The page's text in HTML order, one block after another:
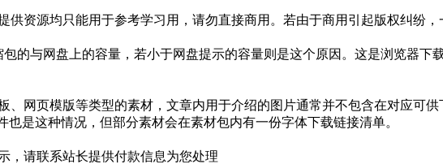
资源均只能用于参考学习用，请勿直接商用。若由于商用引起版权纠纷
的与网盘上的容量，若小于网盘提示的容量则是这个原因。这是浏览器下
、网页模版等类型的素材，文章内用于介绍的图片通常并不包含在对应可
是这种情况，但部分素材会在素材包内有一份字体下载链接清单。
，请联系站长提供付款信息为您处理